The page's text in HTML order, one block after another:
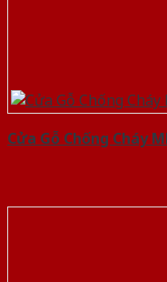
Cửa Gỗ Chống Cháy